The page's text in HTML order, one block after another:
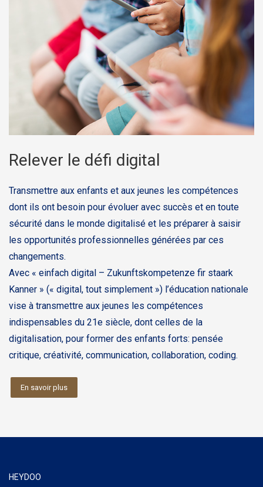
Relever le défi digital
Transmettre aux enfants et aux jeunes les compétences
dont ils ont besoin pour évoluer avec succès et en toute
sécurité dans le monde digitalisé et les préparer à saisir
les opportunités professionnelles générées par ces
changements.
Avec « einfach digital – Zukunftskompetenze fir staark
Kanner » (« digital, tout simplement ») l’éducation nationale
vise à transmettre aux jeunes les compétences
indispensables du 21e siècle, dont celles de la
digitalisation, pour former des enfants forts: pensée
critique, créativité, communication, collaboration, coding.
En savoir plus
HEYDOO